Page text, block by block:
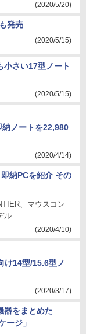
(2020/5/20)
発売
(2020/5/15)
小さい17型ノート
(2020/5/15)
ノートを22,980
(2020/4/14)
納PCを紹介 その
、マウスコン
ル
(2020/4/10)
け14型/15.6型ノ
(2020/3/17)
器をまとめた
ージ」